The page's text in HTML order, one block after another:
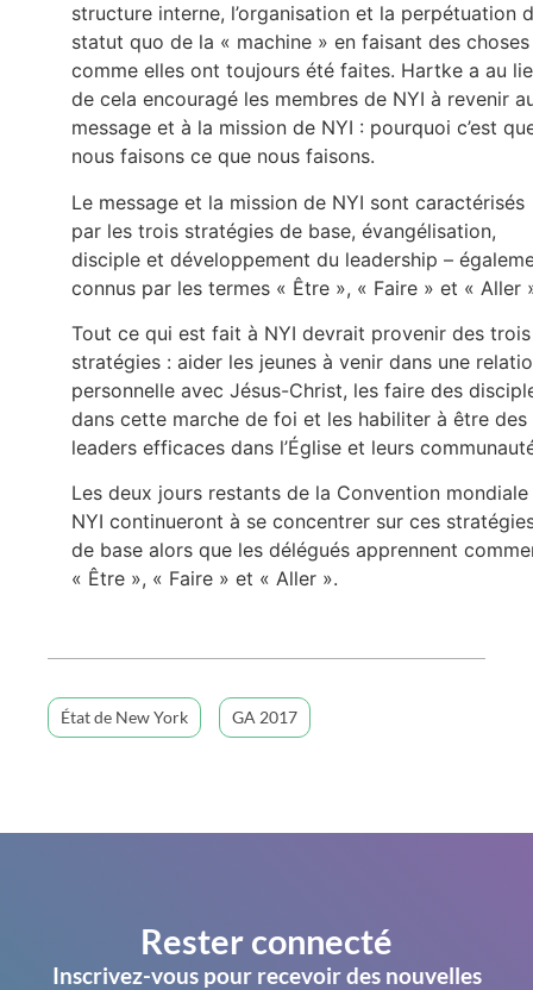
structure interne, l’organisation et la perpétuation
statut quo de la « machine » en faisant des choses
comme elles ont toujours été faites. Hartke a au
de cela encouragé les membres de NYI à revenir
message et à la mission de NYI : pourquoi c’est
nous faisons ce que nous faisons.
Le message et la mission de NYI sont caractérisés
par les trois stratégies de base, évangélisation,
disciple et développement du leadership –
connus par les termes « Être », « Faire » et « Aller
Tout ce qui est fait à NYI devrait provenir des trois
stratégies : aider les jeunes à venir dans une
personnelle avec Jésus-Christ, les faire des
dans cette marche de foi et les habiliter à être des
leaders efficaces dans l’Église et leurs
Les deux jours restants de la Convention mondiale
NYI continueront à se concentrer sur ces
de base alors que les délégués apprennent
« Être », « Faire » et « Aller ».
État de New York GA 2017
Rester connecté
Inscrivez-vous pour recevoir des nouvelles